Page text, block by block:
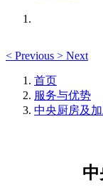
< Previous > Next
首页
服务与优势
中央厨房及